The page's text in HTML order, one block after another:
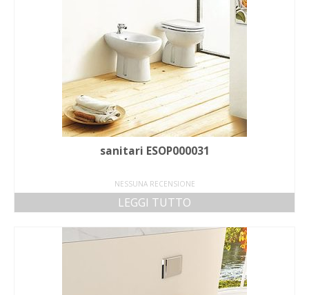
sanitari ESOP000031
NESSUNA RECENSIONE
LEGGI TUTTO